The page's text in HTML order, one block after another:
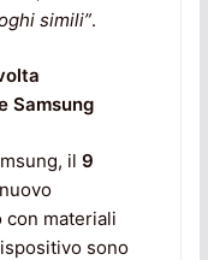
simili”.
Samsung
il 9
materiali
sono